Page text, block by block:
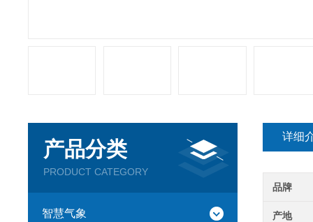
产品分类
PRODUCT CATEGORY
智慧气象
详细
品牌
产地